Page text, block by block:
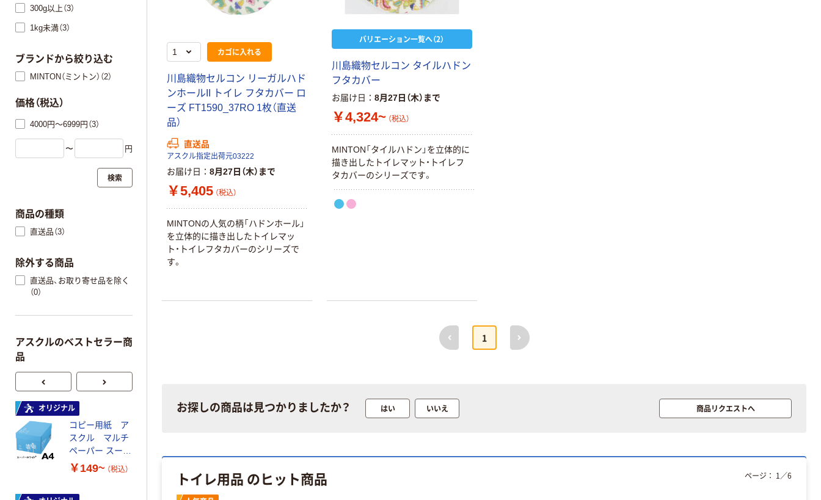
カゴに入れる
川島織物セルコン リーガルハド
ンホールII トイレ フタカバー ロ
ーズ FT1590_37RO 1枚（直送
品）
直送品
アスクル指定出荷元03222
お届け日 8月27日（木）まで
￥5,405 （税込）
MINTONの人気の柄「ハドンホール」
を立体的に描き出したトイレマッ
ト・トイレフタカバーのシリーズで
す。
バリエーション一覧へ（2）
川島織物セルコン タイルハドン
フタカバー
お届け日 8月27日（木）まで
￥4,324~ （税込）
MINTON「タイルハドン」を立体的に
描き出したトイレマット・トイレフ
タカバーのシリーズです。
前へ
1
次へ
お探しの商品は見つかりましたか？ はい いいえ 商品リクエストへ
トイレ用品 のヒット商品 ページ： 1 ／6
300g以上（3）
1kg未満（3）
ブランドから絞り込む
MINTON（ミントン）（2）
価格（税込）
4000円～6999円（3）
〜 円
検索
商品の種類
直送品（3）
除外する商品
直送品、お取り寄せ品を除く
（0）
アスクルのベストセラー商
品
オリジナル
コピー用紙 ア
スクル マルチ
ペーパー スーパ
ーホワイト+
￥149~ （税込）
本気プライス
ル 大王製紙共同
企画 オリジナル
本気プライス オリジナル オリジナル